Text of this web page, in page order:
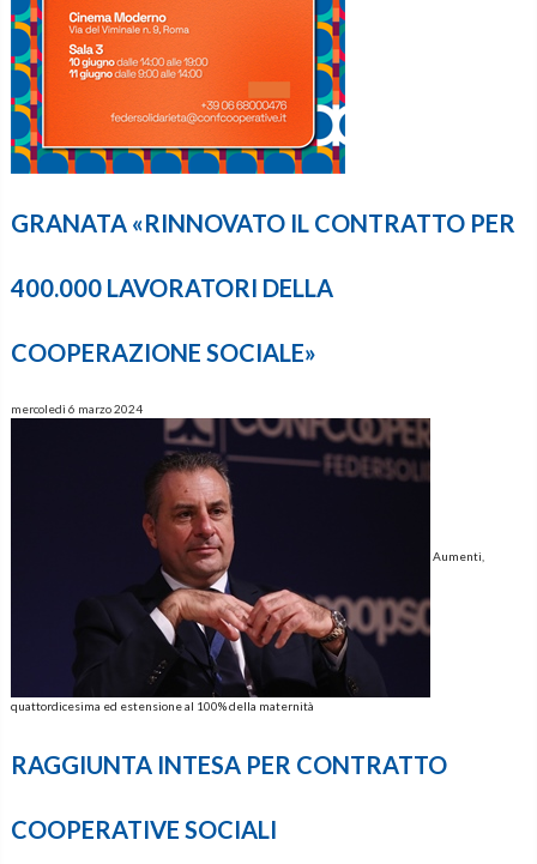
GRANATA «RINNOVATO IL CONTRATTO PER
400.000 LAVORATORI DELLA
COOPERAZIONE SOCIALE»
mercoledì 6 marzo 2024
Aumenti,
quattordicesima ed estensione al 100% della maternità
RAGGIUNTA INTESA PER CONTRATTO
COOPERATIVE SOCIALI